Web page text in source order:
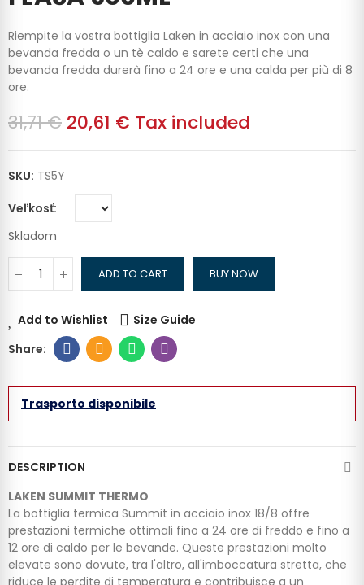
Riempite la vostra bottiglia Laken in acciaio inox con una
bevanda fredda o un tè caldo e sarete certi che una
bevanda fredda durerà fino a 24 ore e una calda per più di 8
ore.
31,71 € 20,61 € Tax included
SKU: TS5Y
Veľkosť
Skladom
ADD TO CART BUY NOW
Add to Wishlist Size Guide
Trasporto disponibile
DESCRIPTION
LAKEN SUMMIT THERMO
La bottiglia termica Summit in acciaio inox 18/8 offre
prestazioni termiche ottimali fino a 24 ore di freddo e fino a
12 ore di caldo per le bevande. Queste prestazioni molto
elevate sono dovute, tra l'altro, all'imboccatura stretta, che